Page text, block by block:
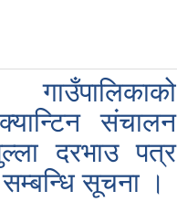
संचालन
दरभाउ पत्र
सूचना ।